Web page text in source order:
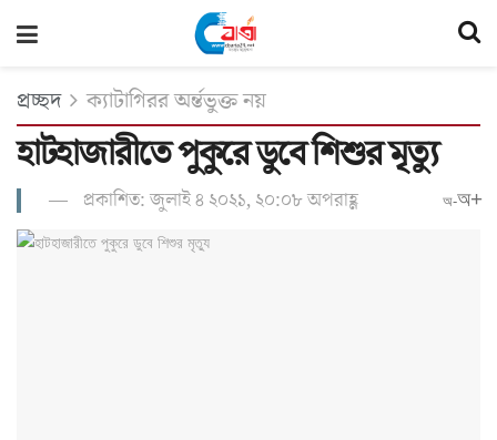
প্রচ্ছদ ক্যাটাগিরর অর্ন্তভুক্ত নয়
হাটহাজারীতে পুকুরে ডুবে শিশুর মৃত্যু
প্রকাশিত: জুলাই ৪ ২০২১, ২০:০৮ অপরাহ্ণ অ-অ+